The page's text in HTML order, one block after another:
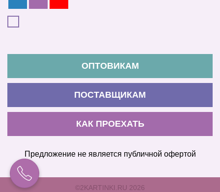
ОПТОВИКАМ
ПОСТАВЩИКАМ
КАК ПРОЕХАТЬ
Предложение не является публичной офертой
©2KARTINKI.RU 2026